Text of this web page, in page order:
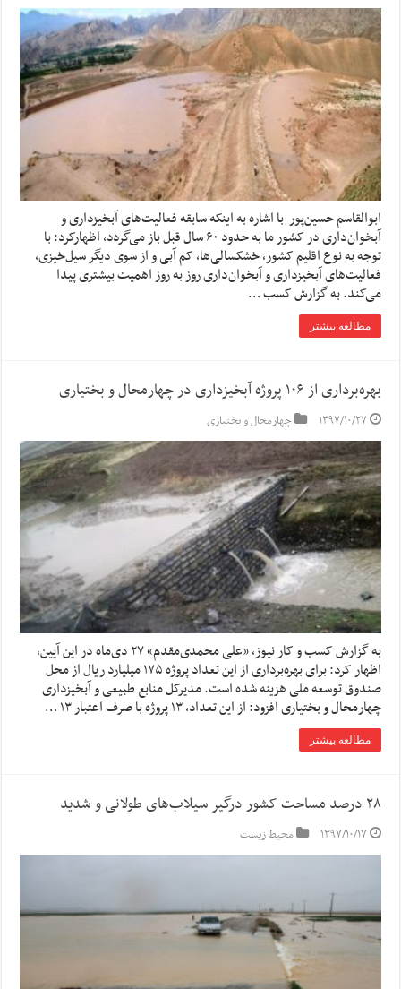
ابوالقاسم حسین‌پور با اشاره به اینکه سابقه فعالیت‌های آبخیزداری و
آبخوان‌داری در کشور ما به حدود ۶۰ سال قبل باز می‌گردد، اظهارکرد: با
توجه به نوع اقلیم کشور، خشکسالی‌ها، کم آبی و از سوی دیگر سیل‌خیزی،
فعالیت‌های آبخیزداری و آبخوان‌داری روز به روز اهمیت بیشتری پیدا
می‌کند. به گزارش کسب …
مطالعه بیشتر
بهره‌برداری از ۱۰۶ پروژه آبخیزداری در چهارمحال و بختیاری
۱۳۹۷/۱۰/۲۷ چهارمحال و بختیاری
به گزارش کسب و کار نیوز، «علی محمدی‌مقدم» ۲۷ دی‌ماه در این آیین،
اظهار کرد: برای بهره‌برداری از این تعداد پروژه ۱۷۵ میلیارد ریال از محل
صندوق توسعه ملی هزینه شده است. مدیرکل منابع طبیعی و آبخیزداری
چهارمحال و بختیاری افزود: از این تعداد، ۱۳ پروژه با صرف اعتبار ۱۳ …
مطالعه بیشتر
۲۸ درصد مساحت کشور درگیر سیلاب‌های طولانی و شدید
۱۳۹۷/۱۰/۱۷ محیط زیست